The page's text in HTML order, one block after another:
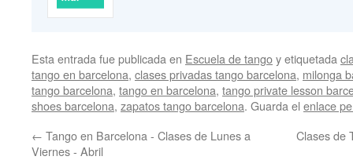
Esta entrada fue publicada en Escuela de tangoy etiquetada
tango en barcelona, clases privadas tango barcelona, milonga
tango barcelona, tango en barcelona, tango private lesson
shoes barcelona, zapatos tango barcelona. Guarda el enlace
← Tango en Barcelona - Clases de Lunes a
Viernes - Abril
Clases de